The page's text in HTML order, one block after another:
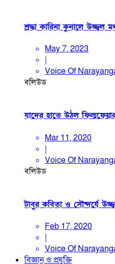
শ্রদ্ধা কারিনা কুনালে উজ্জ্বল
May 7, 2023
|
Voice Of
বলিউড
যাদের হাতে উঠল
Mar 11, 2020
|
Voice Of
বলিউড
টাবুর কবিতা ও সৌন্দর্যে
Feb 17, 2020
|
Voice Of
বিজ্ঞান ও প্রযুক্তি